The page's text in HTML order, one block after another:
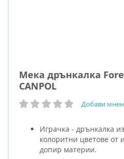
Мека дрънкалка
CANPOL
рейтинг: Добави
Играчка - дрънкалка
колоритни цветове от
допир материи.